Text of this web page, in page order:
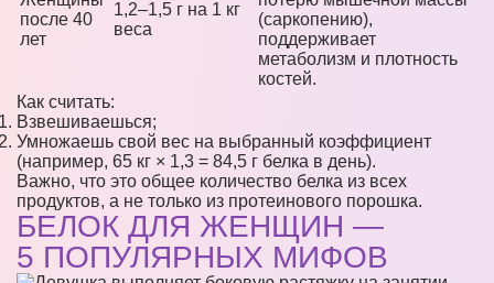
после 40
лет
1,2–1,5 г на 1 кг
веса
(саркопению),
поддерживает
метаболизм и плотность
костей.
Как считать:
Взвешиваешься;
Умножаешь свой вес на выбранный коэффициент
(например, 65 кг × 1,3 = 84,5 г белка в день).
Важно, что это общее количество белка из всех
продуктов, а не только из протеинового порошка.
БЕЛОК ДЛЯ ЖЕНЩИН —
5 ПОПУЛЯРНЫХ МИФОВ